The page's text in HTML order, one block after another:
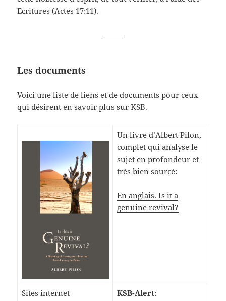
Ecritures (Actes 17:11).
———
Les documents
Voici une liste de liens et de documents pour ceux
qui désirent en savoir plus sur KSB.
Un livre d’Albert Pilon,
complet qui analyse le
sujet en profondeur et
très bien sourcé:
En anglais. Is it a
genuine revival?
Sites internet
KSB-Alert: